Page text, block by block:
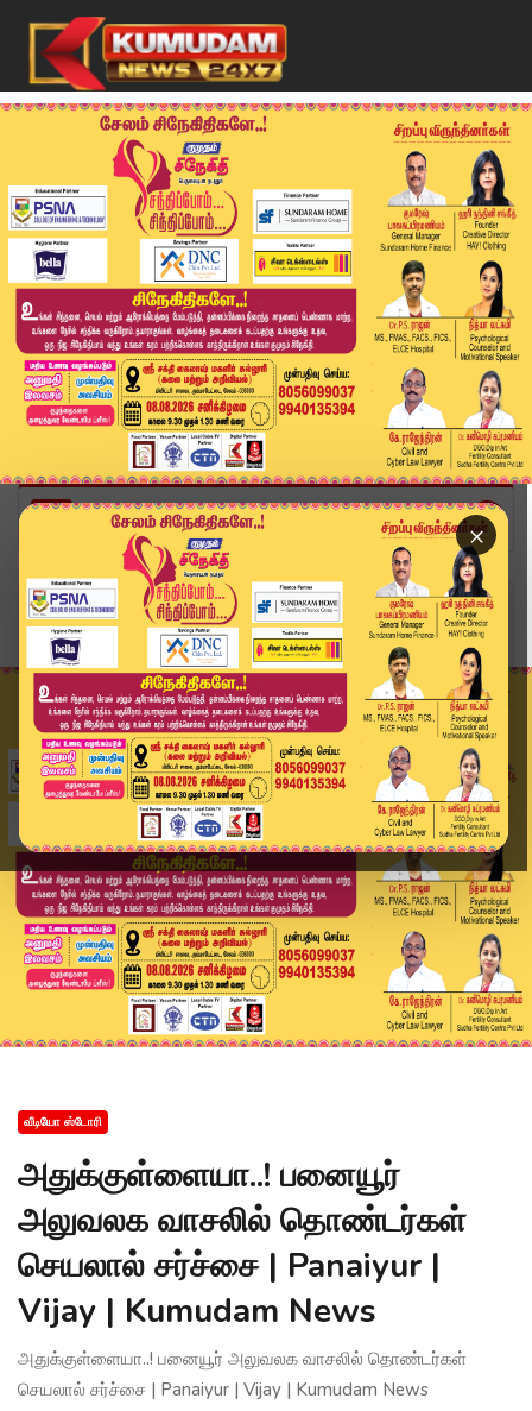
×
Home
வீடியோ ஸ்டோரி
அதுக்குள்ளையா..! பனையூர் அலுவலக வாசலில் தொண்டர்...
வீடியோ ஸ்டோரி
அதுக்குள்ளையா..! பனையூர்
அலுவலக வாசலில் தொண்டர்கள்
செயலால் சர்ச்சை | Panaiyur |
Vijay | Kumudam News
அதுக்குள்ளையா..! பனையூர் அலுவலக வாசலில் தொண்டர்கள்
செயலால் சர்ச்சை | Panaiyur | Vijay | Kumudam News